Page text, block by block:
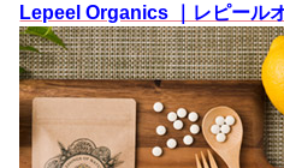
Lepeel Organics ｜レピール